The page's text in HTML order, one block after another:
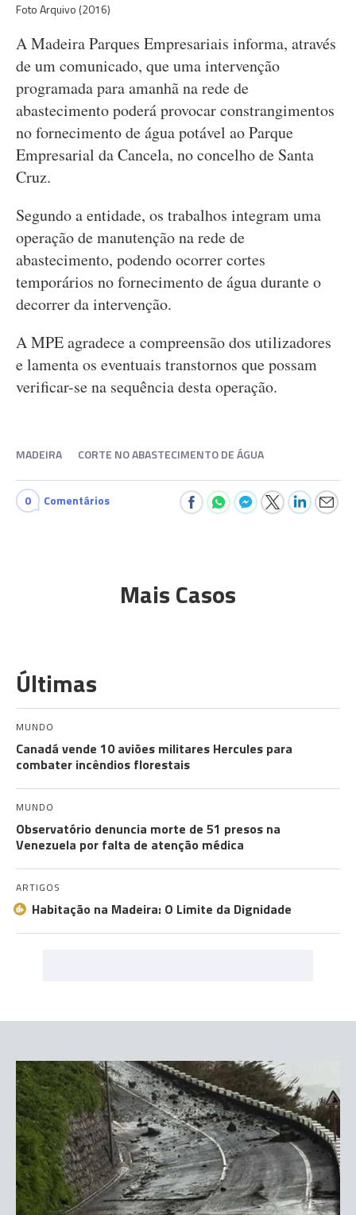
Foto Arquivo (2016)
A Madeira Parques Empresariais informa, através
de um comunicado, que uma intervenção
programada para amanhã na rede de
abastecimento poderá provocar constrangimentos
no fornecimento de água potável ao Parque
Empresarial da Cancela, no concelho de Santa
Cruz.
Segundo a entidade, os trabalhos integram uma
operação de manutenção na rede de
abastecimento, podendo ocorrer cortes
temporários no fornecimento de água durante o
decorrer da intervenção.
A MPE agradece a compreensão dos utilizadores
e lamenta os eventuais transtornos que possam
verificar-se na sequência desta operação.
MADEIRA CORTE NO ABASTECIMENTO DE ÁGUA
0 Comentários
Mais Casos
Últimas
MUNDO
Canadá vende 10 aviões militares Hercules para
combater incêndios florestais
MUNDO
Observatório denuncia morte de 51 presos na
Venezuela por falta de atenção médica
ARTIGOS
Habitação na Madeira: O Limite da Dignidade